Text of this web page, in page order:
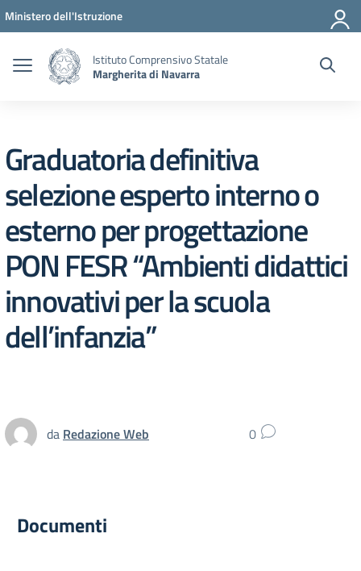
Vai ai contenuti
Vai al menu di navigazione
Vai al footer
Ministero dell'Istruzione
Istituto Comprensivo Statale
Margherita di Navarra
Graduatoria definitiva
selezione esperto interno o
esterno per progettazione
PON FESR “Ambienti didattici
innovativi per la scuola
dell’infanzia”
da Redazione Web 0
Documenti